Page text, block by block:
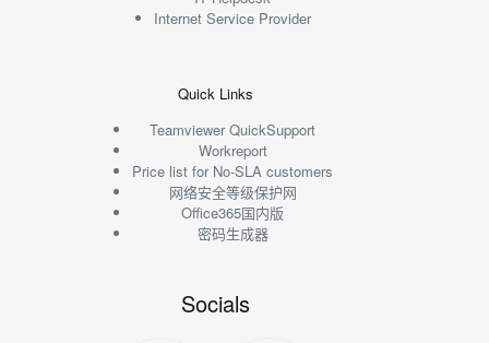
Internet Service Provider
Quick Links
Teamviewer QuickSupport
Workreport
Price list for No-SLA customers
网络安全等级保护网
Office365国内版
密码生成器
Socials